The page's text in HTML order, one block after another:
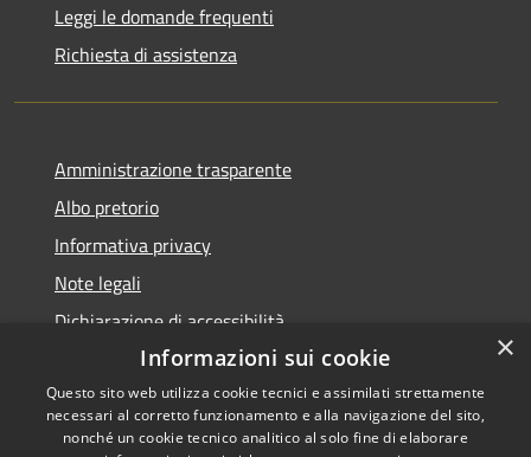
Leggi le domande frequenti
Richiesta di assistenza
Amministrazione trasparente
Albo pretorio
Informativa privacy
Note legali
Dichiarazione di accessibilità
Copyright © 2026 • Comune di
×
Informazioni sui cookie
Questo sito web utilizza cookie tecnici e assimilati strettamente
necessari al corretto funzionamento e alla navigazione del sito,
nonché un cookie tecnico analitico al solo fine di elaborare